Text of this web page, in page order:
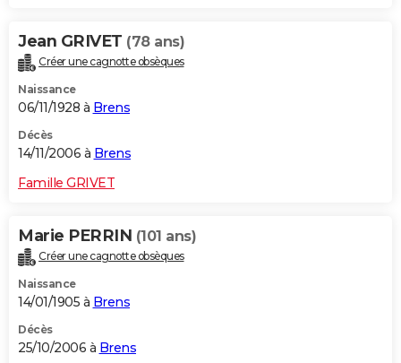
Jean GRIVET (78 ans)
Créer une cagnotte obsèques
Naissance
06/11/1928 à Brens
Décès
14/11/2006 à Brens
Famille GRIVET
Marie PERRIN (101 ans)
Créer une cagnotte obsèques
Naissance
14/01/1905 à Brens
Décès
25/10/2006 à Brens